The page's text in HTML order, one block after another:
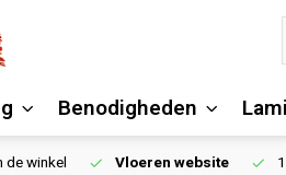
Benodigheden
de winkel Vloeren website